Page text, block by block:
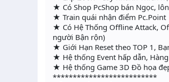
★ Có Shop PcShop bán Ngọc,
★ Train quái nhận điểm Pc.Point
★ Có Hệ Thống Offline Attack,
người Bận rộn)
★ Giới Hạn Reset theo TOP 1,
★ Hệ thống Event hấp dẫn,
★ Hệ thống Game 3D Đồ họa
**************************